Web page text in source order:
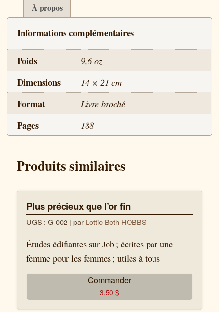
Parole
Vivante :
Jean,
partie 2
À propos
Informations complémentaires
Poids 9,6 oz
Dimensions 14 × 21 cm
Format Livre broché
Pages 188
Produits similaires
Plus précieux que l’or fin
UGS : G-002 | par Lottie Beth HOBBS
Études édifiantes sur Job ; écrites par une
femme pour les femmes ; utiles à tous
Commander
3,50 $